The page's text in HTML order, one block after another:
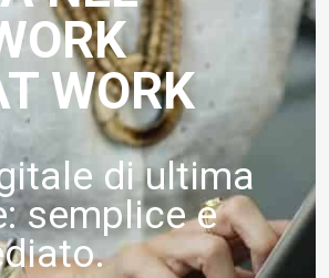
WORK
di ultima
semplice e